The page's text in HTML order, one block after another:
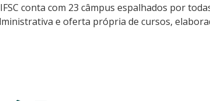
conta com 23 câmpus espalhados por
e oferta própria de cursos,